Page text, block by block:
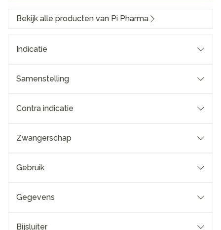
Bekijk alle producten van Pi Pharma
Indicatie
Samenstelling
Contra indicatie
Zwangerschap
Gebruik
Gegevens
Bijsluiter